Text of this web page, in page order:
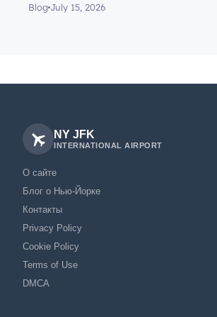
Blog July 15, 2026
NY JFK
INTERNATIONAL AIRPORT
О сайте
Блог о Нью-Йорке
Контакты
Privacy Policy
Cookie Policy
Terms of Use
DMCA